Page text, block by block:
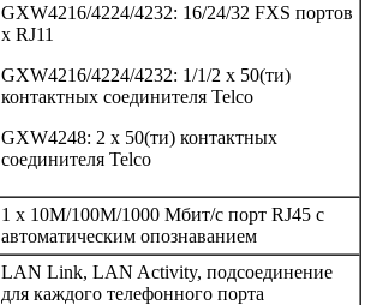
GXW4216/4224/4232: 16/24/32 FXS портов
x RJ11
GXW4216/4224/4232: 1/1/2 х 50(ти)
контактных соединителя Telco
GXW4248: 2 x 50(ти) контактных
соединителя Telco
1 x 10M/100M/1000 Мбит/с порт RJ45 с
автоматическим опознаванием
LAN Link, LAN Activity, подсоединение
для каждого телефонного порта